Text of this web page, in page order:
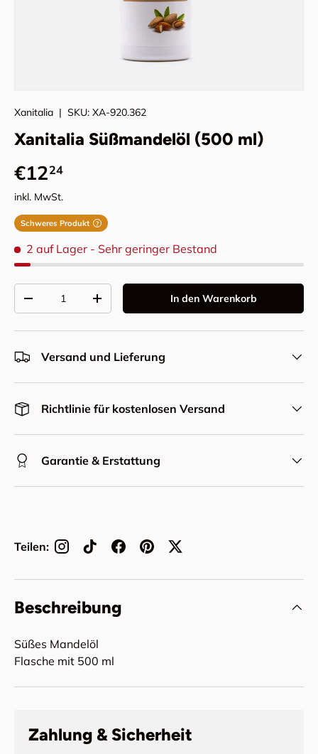
Xanitalia | SKU: XA-920.362
Xanitalia Süßmandelöl (500 ml)
Normaler Preis
€1224
inkl. MwSt.
Schweres Produkt ?
2 auf Lager - Sehr geringer Bestand
Menge verringernMenge erhöhen In den Warenkorb
Versand und Lieferung
Richtlinie für kostenlosen Versand
Garantie & Erstattung
Teilen:
Beschreibung
Süßes Mandelöl
Flasche mit 500 ml
Zahlung & Sicherheit